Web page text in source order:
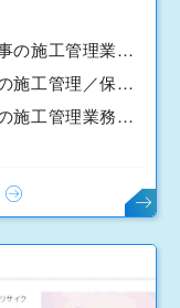
土木工事の施工管理業務【経験者募集・高齢者活躍求人】
管工事の施工管理／保守業務【経験者募集・高齢者活躍求人】
管工事の施工管理業務【未経験者歓迎】